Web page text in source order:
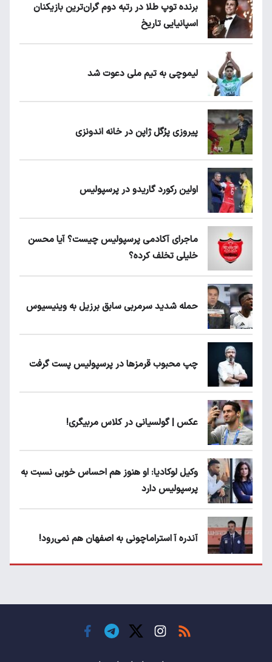
برنده توپ طلا در رتبه دوم گران‌ترین بازیکنان
اسپانیایی تاریخ
لیموچی به تیم ملی دعوت شد
پیروزی پرُگل ژاپن در خانه اندونزی
اولین رکورد گاریدو در پرسپولیس
ماجرای آکادمی پرسپولیس چیست؟ آیا محسن
خلیلی تخلف کرده؟
حمله شدید سرمربی سابق برزیل به وینیسیوس
چپ محبوب قرمزها در پرسپولیس پست گرفت
عکس | گولسیانی در کلاس مربیگری!
وکیل لوکادیا: او هنوز هم احساس خوبی نسبت به
پرسپولیس دارد
آندره آ استراماچونی به اصفهان هم نمی‌رود!
حسن روی هوا!